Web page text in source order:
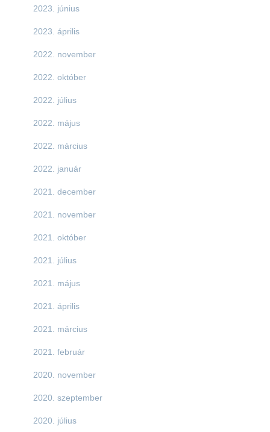
2023. június
2023. április
2022. november
2022. október
2022. július
2022. május
2022. március
2022. január
2021. december
2021. november
2021. október
2021. július
2021. május
2021. április
2021. március
2021. február
2020. november
2020. szeptember
2020. július